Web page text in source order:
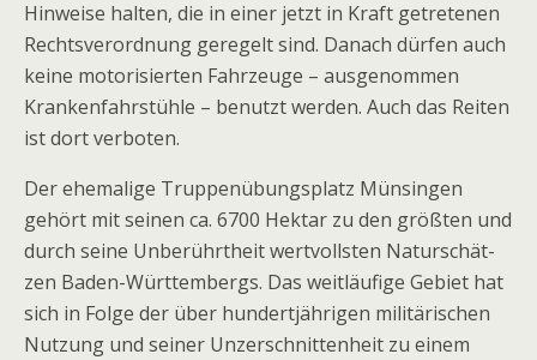
Hinweise halten, die in einer jetzt in Kraft getretenen
Rechtsverordnung geregelt sind. Danach dürfen auch
keine motorisierten Fahrzeuge – ausgenommen
Krankenfahrstühle – benutzt werden. Auch das Reiten
ist dort verboten.
Der ehemalige Truppenübungsplatz Münsingen
gehört mit seinen ca. 6700 Hektar zu den größten und
durch seine Unberührtheit wertvollsten Naturschät-
zen Baden-Württembergs. Das weitläufige Gebiet hat
sich in Folge der über hundertjährigen militärischen
Nutzung und seiner Unzerschnittenheit zu einem